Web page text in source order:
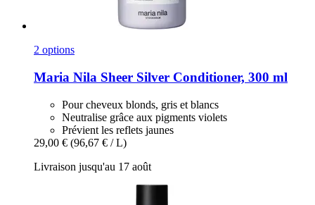
2 options
Maria Nila Sheer Silver Conditioner, 300 ml
Pour cheveux blonds, gris et blancs
Neutralise grâce aux pigments violets
Prévient les reflets jaunes
29,00 € (96,67 € / L)
Livraison jusqu'au 17 août